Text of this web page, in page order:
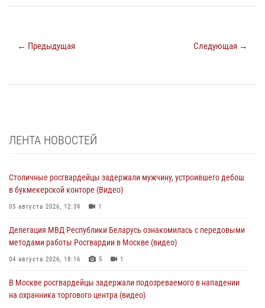
← Предыдущая Следующая →
ЛЕНТА НОВОСТЕЙ
Столичные росгвардейцы задержали мужчину, устроившего дебош
в букмекерской конторе (Видео)
05 августа 2026, 12:39 1
Делегация МВД Республики Беларусь ознакомилась с передовыми
методами работы Росгвардии в Москве (видео)
04 августа 2026, 18:16 5 1
В Москве росгвардейцы задержали подозреваемого в нападении
на охранника торгового центра (видео)